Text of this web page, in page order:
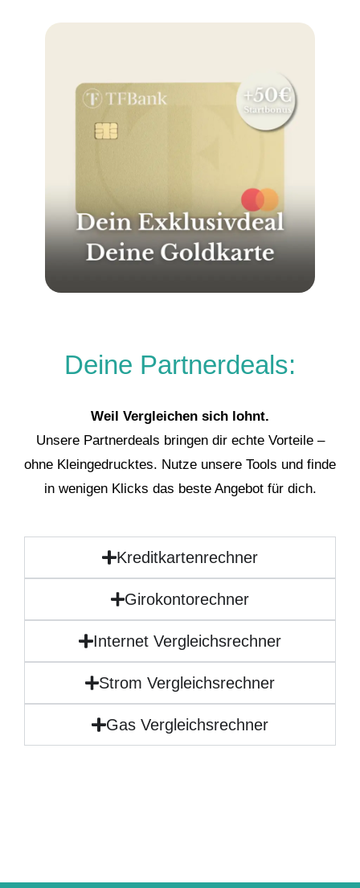
Deine Partnerdeals:
Weil Vergleichen sich lohnt.
Unsere Partnerdeals bringen dir echte Vorteile –
ohne Kleingedrucktes. Nutze unsere Tools und finde
in wenigen Klicks das beste Angebot für dich.
Kreditkartenrechner
Girokontorechner
Internet Vergleichsrechner
Strom Vergleichsrechner
Gas Vergleichsrechner